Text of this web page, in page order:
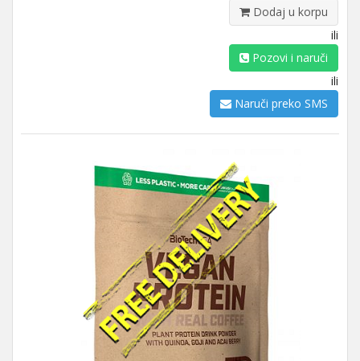
Dodaj u korpu
ili
Pozovi i naruči
ili
Naruči preko SMS